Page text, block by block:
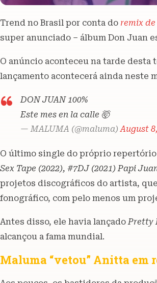
Trend no Brasil por conta do remix de
super anunciado – álbum Don Juan
O anúncio aconteceu na tarde desta
lançamento acontecerá ainda neste
DON JUAN 100%
Este mes en la calle 🤯
— MALUMA (@maluma)August
O último single do próprio
Sex Tape (2022), #7DJ (2021) Papi
projetos discográficos do artista,
fonográfico, com pelo menos um
Antes disso, ele havia lançadoPretty
alcançou a fama mundial.
Maluma “vetou” Anitta em